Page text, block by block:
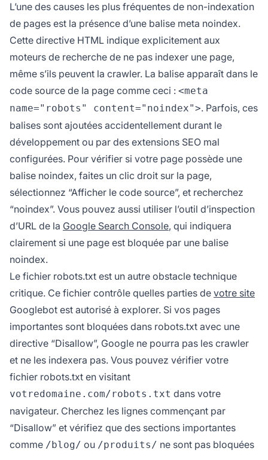
L’une des causes les plus fréquentes de non-indexation
de pages est la présence d’une balise meta noindex.
Cette directive HTML indique explicitement aux
moteurs de recherche de ne pas indexer une page,
même s’ils peuvent la crawler. La balise apparaît dans le
code source de la page comme ceci : <meta
name="robots" content="noindex">. Parfois, ces
balises sont ajoutées accidentellement durant le
développement ou par des extensions SEO mal
configurées. Pour vérifier si votre page possède une
balise noindex, faites un clic droit sur la page,
sélectionnez “Afficher le code source”, et recherchez
“noindex”. Vous pouvez aussi utiliser l’outil d’inspection
d’URL de la Google Search Console, qui indiquera
clairement si une page est bloquée par une balise
noindex.
Le fichier robots.txt est un autre obstacle technique
critique. Ce fichier contrôle quelles parties de votre site
Googlebot est autorisé à explorer. Si vos pages
importantes sont bloquées dans robots.txt avec une
directive “Disallow”, Google ne pourra pas les crawler
et ne les indexera pas. Vous pouvez vérifier votre
fichier robots.txt en visitant
votredomaine.com/robots.txt dans votre
navigateur. Cherchez les lignes commençant par
“Disallow” et vérifiez que des sections importantes
comme /blog/ ou /produits/ ne sont pas bloquées